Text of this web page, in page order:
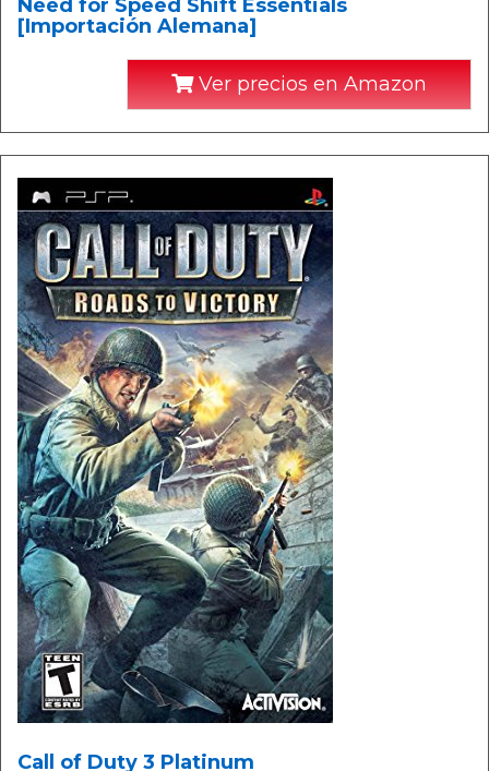
Need for Speed Shift Essentials
[Importación Alemana]
Ver precios en Amazon
Call of Duty 3 Platinum